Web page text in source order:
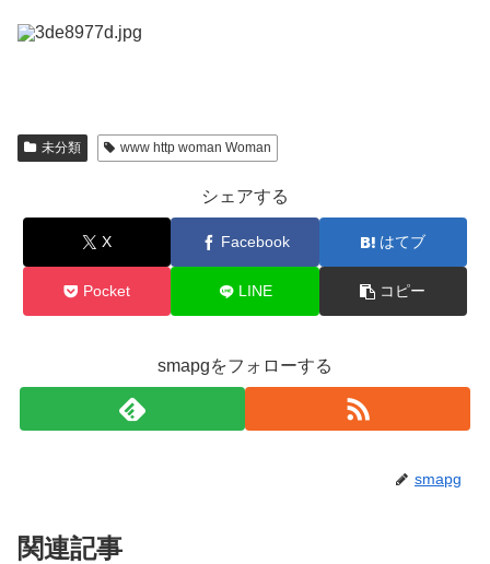
未分類 www http woman Woman
シェアする
X Facebook はてブ
Pocket LINE コピー
smapgをフォローする
smapg
関連記事